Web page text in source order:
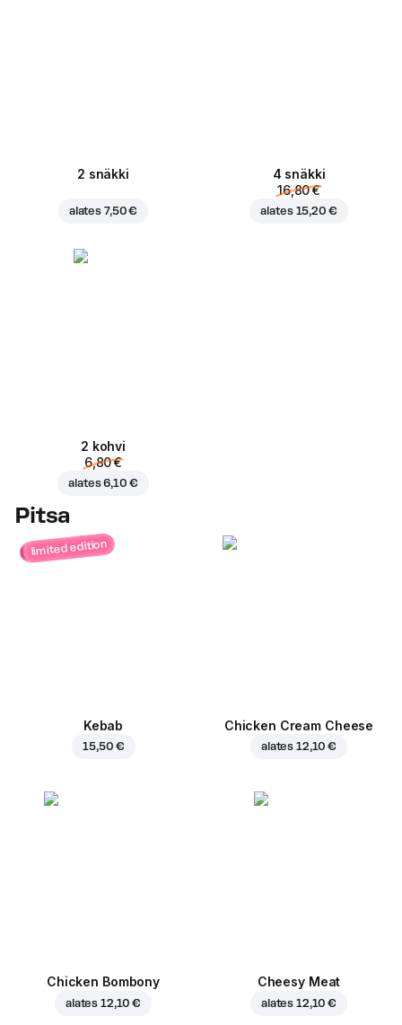
2 snäkki
alates 7,50 €
4 snäkki
16,80 €
alates 15,20 €
2 kohvi
6,80 €
alates6,10 €
Pitsa
limited edition
Kebab
15,50 €
Chicken Cream Cheese
alates 12,10 €
Chicken Bombony
alates 12,10 €
Cheesy Meat
alates 12,10 €